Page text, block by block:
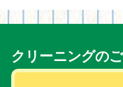
クリーニングの